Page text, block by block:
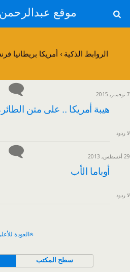
موقع
الروابط الذكية › أمريكا بريطانيا
7 نوفمبر, 2015
هيبة أمريكا .. على متن
لا ردود
29 أغسطس, 2013
أوباما الأب
لا ردود
العودة
سطح المكتب